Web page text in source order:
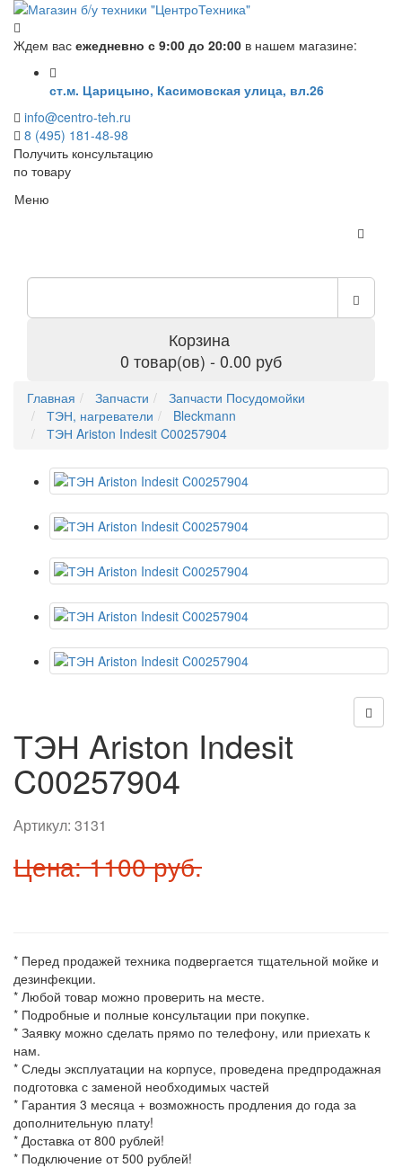
Ждем вас ежедневно с 9:00 до 20:00 в нашем магазине:
ст.м. Царицыно, Касимовская улица, вл.26
info@centro-teh.ru
8 (495) 181-48-98
Получить консультацию
по товару
Меню
Корзина
0 товар(ов) - 0.00 руб
Главная Запчасти
Запчасти Посудомойки
ТЭН, нагреватели
Bleckmann
ТЭН Ariston Indesit C00257904
ТЭН Ariston Indesit
C00257904
Артикул: 3131
Цена: 1100 руб.
* Перед продажей техника подвергается тщательной мойке и
дезинфекции.
* Любой товар можно проверить на месте.
* Подробные и полные консультации при покупке.
* Заявку можно сделать прямо по телефону, или приехать к
нам.
* Следы эксплуатации на корпусе, проведена предпродажная
подготовка с заменой необходимых частей
* Гарантия 3 месяца + возможность продления до года за
дополнительную плату!
* Доставка от 800 рублей!
* Подключение от 500 рублей!